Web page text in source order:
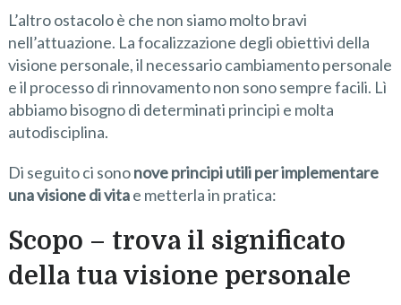
L’altro ostacolo è che non siamo molto bravi
nell’attuazione. La focalizzazione degli obiettivi della
visione personale, il necessario cambiamento personale
e il processo di rinnovamento non sono sempre facili. Lì
abbiamo bisogno di determinati principi e molta
autodisciplina.
Di seguito ci sononove principi utili per implementare
una visione di vitae metterla in pratica:
Scopo – trova il significato
della tua visione personale